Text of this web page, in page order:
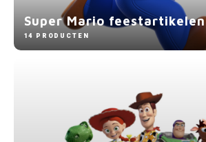
Super Mario feestartikelen
14 PRODUCTEN